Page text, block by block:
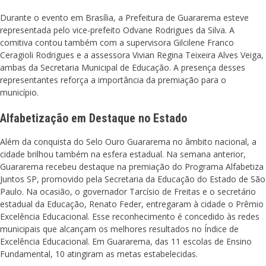
Durante o evento em Brasília, a Prefeitura de Guararema esteve
representada pelo vice-prefeito Odvane Rodrigues da Silva. A
comitiva contou também com a supervisora Gilcilene Franco
Ceragioli Rodrigues e a assessora Vivian Regina Teixeira Alves Veiga,
ambas da Secretaria Municipal de Educação. A presença desses
representantes reforça a importância da premiação para o
município.
Alfabetização em Destaque no Estado
Além da conquista do Selo Ouro Guararema no âmbito nacional, a
cidade brilhou também na esfera estadual. Na semana anterior,
Guararema recebeu destaque na premiação do Programa Alfabetiza
Juntos SP, promovido pela Secretaria da Educação do Estado de São
Paulo. Na ocasião, o governador Tarcísio de Freitas e o secretário
estadual da Educação, Renato Feder, entregaram à cidade o Prêmio
Excelência Educacional. Esse reconhecimento é concedido às redes
municipais que alcançam os melhores resultados no Índice de
Excelência Educacional. Em Guararema, das 11 escolas de Ensino
Fundamental, 10 atingiram as metas estabelecidas.